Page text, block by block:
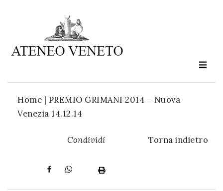
Home | PREMIO GRIMANI 2014 – Nuova
Venezia 14.12.14
Condividi Torna indietro
Ateneo
è
cultura